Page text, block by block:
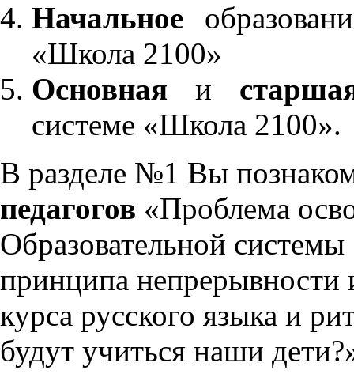
Начальное
«Школа 2100»
Основнаяи
системе «Школа 2100».
В разделе №1 Вы
педагогов «Проблема
Образовательной
принципа непрерывности
курса русского языка и
будут учиться наши